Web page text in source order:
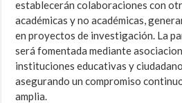
establecerán colaboraciones con
académicas y no académicas,
en proyectos de investigación. La
será fomentada mediante
instituciones educativas y
asegurando un compromiso
amplia.